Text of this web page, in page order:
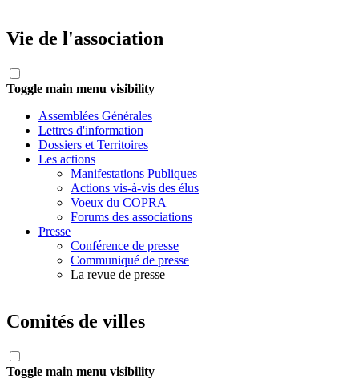
Vie de l'association
Toggle main menu visibility
Assemblées Générales
Lettres d'information
Dossiers et Territoires
Les actions
Manifestations Publiques
Actions vis-à-vis des élus
Voeux du COPRA
Forums des associations
Presse
Conférence de presse
Communiqué de presse
La revue de presse
Comités de villes
Toggle main menu visibility